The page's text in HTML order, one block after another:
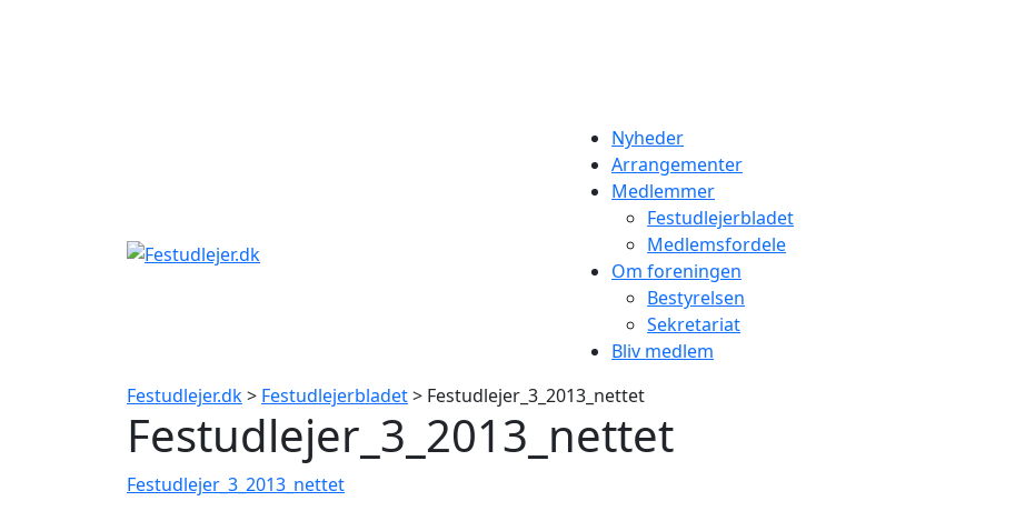
Nyheder
Arrangementer
Medlemmer
Festudlejerbladet
Medlemsfordele
Om foreningen
Bestyrelsen
Sekretariat
Bliv medlem
Festudlejer.dk> Festudlejerbladet> Festudlejer_3_2013_nettet
Festudlejer_3_2013_nettet
Festudlejer_3_2013_nettet